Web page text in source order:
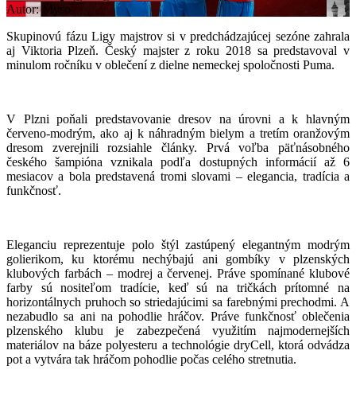
Autor: Myso
Skupinovú fázu Ligy majstrov si v predchádzajúcej sezóne zahrala
aj Viktoria Plzeň. Český majster z roku 2018 sa predstavoval v
minulom ročníku v oblečení z dielne nemeckej spoločnosti Puma.
V Plzni poňali predstavovanie dresov na úrovni a k hlavným
červeno-modrým, ako aj k náhradným bielym a tretím oranžovým
dresom zverejnili rozsiahle články. Prvá voľba päťnásobného
českého šampióna vznikala podľa dostupných informácií až 6
mesiacov a bola predstavená tromi slovami – elegancia, tradícia a
funkčnosť.
Eleganciu reprezentuje polo štýl zastúpený elegantným modrým
golierikom, ku ktorému nechýbajú ani gombíky v plzenských
klubových farbách – modrej a červenej. Práve spomínané klubové
farby sú nositeľom tradície, keď sú na tričkách prítomné na
horizontálnych pruhoch so striedajúcimi sa farebnými prechodmi. A
nezabudlo sa ani na pohodlie hráčov. Práve funkčnosť oblečenia
plzenského klubu je zabezpečená využitím najmodernejších
materiálov na báze polyesteru a technológie dryCell, ktorá odvádza
pot a vytvára tak hráčom pohodlie počas celého stretnutia.